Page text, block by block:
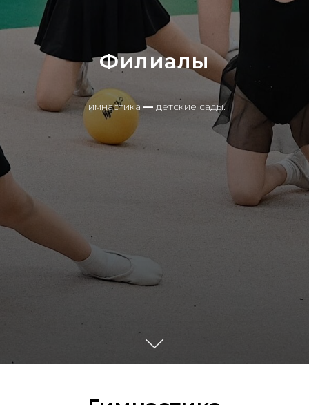
Филиалы
Гимнастика —детские сады.